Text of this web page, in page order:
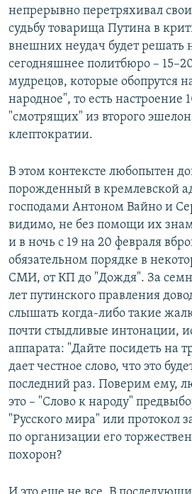
непрерывно перетряхивал
судьбу товарища Путина в
внешних неудач будет решать
сегодняшнее политбюро –
мудрецов, которые обопрутся
народное", то есть настроение
"смотрящих" из второго
клептократии.
В этом контексте любопытен
порожденный в кремлевской
господами Антоном Вайно и
видимо, не без помощи их
и в ночь с 19 на 20 февраля
обязательном порядке в
СМИ, от КП до "Дождя". За
лет путинского правления
слышать когда-либо такие
почти стыдливые интонации,
аппарата: "Дайте посидеть на
дает честное слово, что это
последний раз. Поверим ему,
это – "Слово к народу"
"Русского мира" или протокол
по организации его
похорон?